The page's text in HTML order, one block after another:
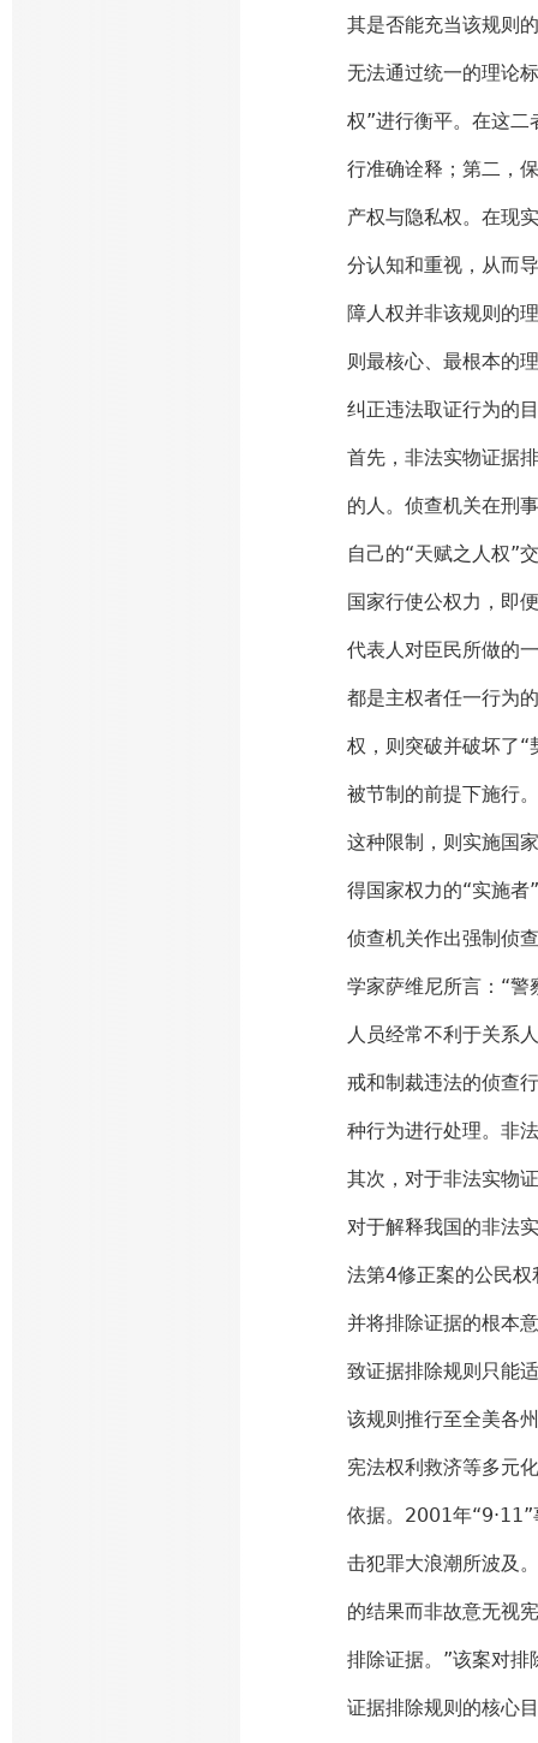
其是否能充当该规则
无法通过统一的理论
权”进行衡平。在这
行准确诠释；第二，
产权与隐私权。在现
分认知和重视，从而
障人权并非该规则的
则最核心、最根本的
纠正违法取证行为的
首先，非法实物证据
的人。侦查机关在刑
自己的“天赋之人权”
国家行使公权力，即
代表人对臣民所做的
都是主权者任一行为
权，则突破并破坏了
被节制的前提下施行
这种限制，则实施国
得国家权力的“实施者
侦查机关作出强制侦
学家萨维尼所言：“
人员经常不利于关系
戒和制裁违法的侦查
种行为进行处理。非
其次，对于非法实物
对于解释我国的非法
法第4修正案的公民
并将排除证据的根本
致证据排除规则只能
该规则推行至全美各
宪法权利救济等多元
依据。2001年
击犯罪大浪潮所波及
的结果而非故意无视
排除证据。”该案对
证据排除规则的核心